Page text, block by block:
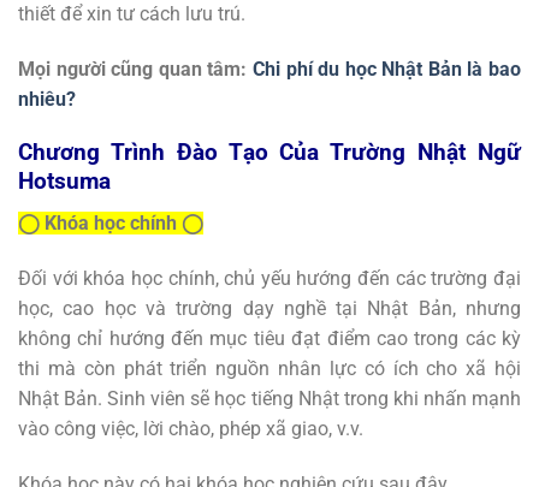
thiết để xin tư cách lưu trú.
Mọi người cũng quan tâm: Chi phí du học Nhật Bản là bao
nhiêu?
Chương Trình Đào Tạo Của Trường Nhật Ngữ
Hotsuma
◯ Khóa học chính ◯
Đối với khóa học chính, chủ yếu hướng đến các trường đại
học, cao học và trường dạy nghề tại Nhật Bản, nhưng
không chỉ hướng đến mục tiêu đạt điểm cao trong các kỳ
thi mà còn phát triển nguồn nhân lực có ích cho xã hội
Nhật Bản. Sinh viên sẽ học tiếng Nhật trong khi nhấn mạnh
vào công việc, lời chào, phép xã giao, v.v.